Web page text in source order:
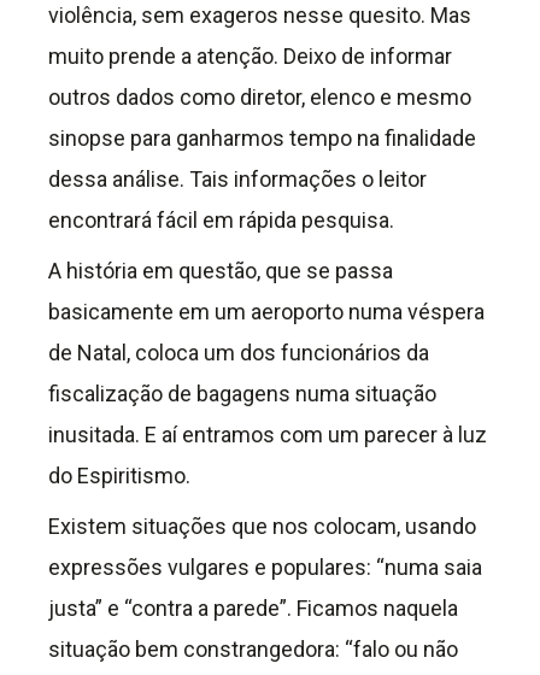
violência, sem exageros nesse quesito. Mas
muito prende a atenção. Deixo de informar
outros dados como diretor, elenco e mesmo
sinopse para ganharmos tempo na finalidade
dessa análise. Tais informações o leitor
encontrará fácil em rápida pesquisa.
A história em questão, que se passa
basicamente em um aeroporto numa véspera
de Natal, coloca um dos funcionários da
fiscalização de bagagens numa situação
inusitada. E aí entramos com um parecer à luz
do Espiritismo.
Existem situações que nos colocam, usando
expressões vulgares e populares: “numa saia
justa” e “contra a parede”. Ficamos naquela
situação bem constrangedora: “falo ou não